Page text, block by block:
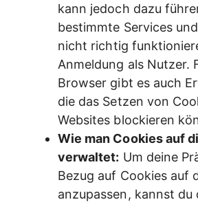
kann jedoch dazu
bestimmte Services
nicht richtig
Anmeldung als Nutzer.
Browser gibt es auch
die das Setzen von
Websites blockieren
Wie man Cookies auf
verwaltet: Um deine
Bezug auf Cookies auf
anzupassen, kannst du